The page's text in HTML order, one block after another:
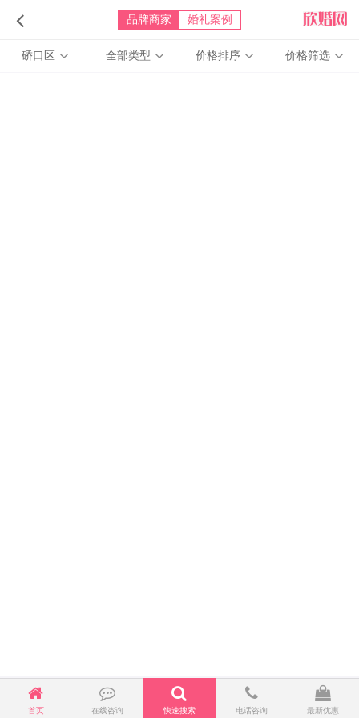
品牌商家 婚礼案例
硚口区 全部类型 价格排序 价格筛选
首页 在线咨询 快速搜索 电话咨询 最新优惠